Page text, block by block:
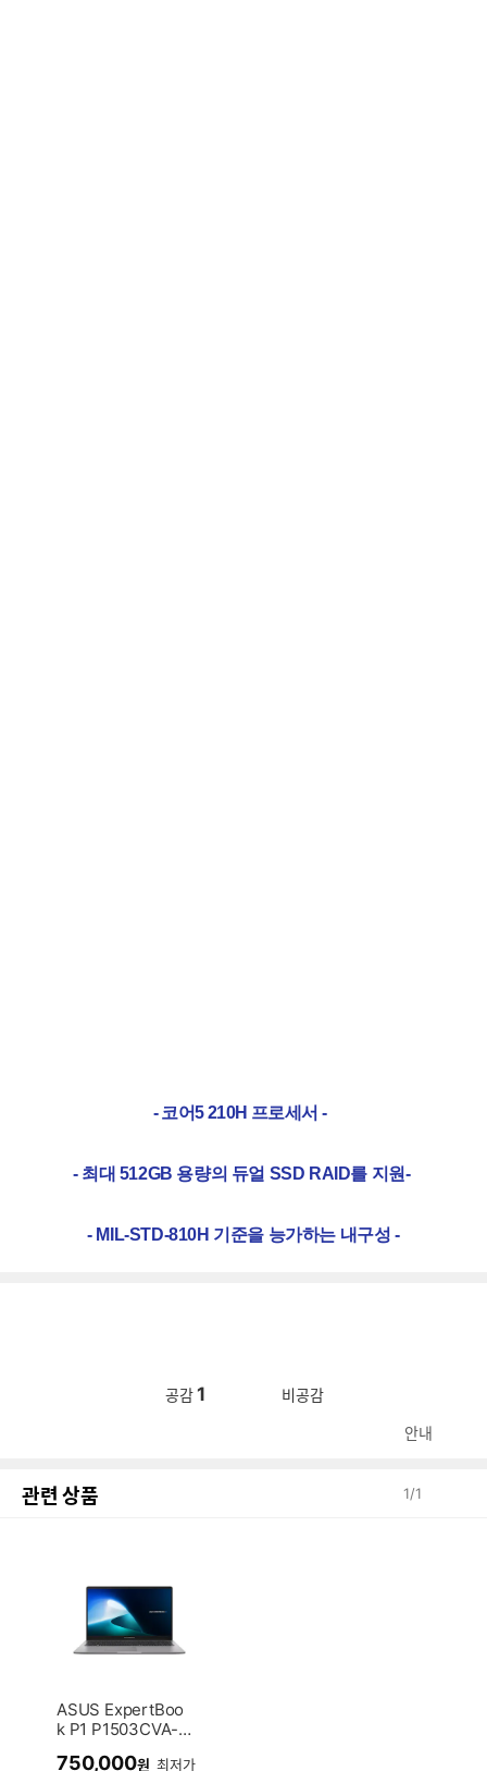
- 코어5 210H 프로세서 -
- 최대 512GB 용량의 듀얼 SSD RAID를 지원-
- MIL-STD-810H 기준을 능가하는 내구성 -
공감 1 비공감
안내
관련 상품 1/1
ASUS ExpertBoo
k P1 P1503CVA-S
750,000원 최저가